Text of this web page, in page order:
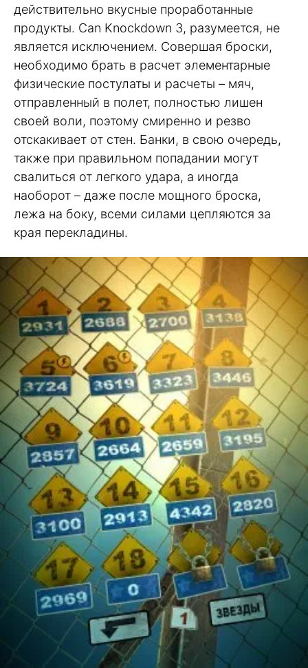
действительно вкусные проработанные
продукты. Can Knockdown 3, разумеется, не
является исключением. Совершая броски,
необходимо брать в расчет элементарные
физические постулаты и расчеты – мяч,
отправленный в полет, полностью лишен
своей воли, поэтому смиренно и резво
отскакивает от стен. Банки, в свою очередь,
также при правильном попадании могут
свалиться от легкого удара, а иногда
наоборот – даже после мощного броска,
лежа на боку, всеми силами цепляются за
края перекладины.